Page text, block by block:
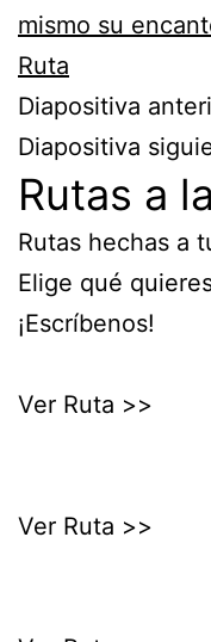
mismo su
Ruta
Diapositiva
Diapositiva
Rutas a
Rutas hechas a
Elige qué
¡Escríbenos!
Ver Ruta >>
Ver Ruta >>